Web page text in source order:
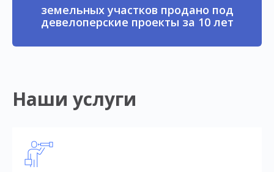
земельных участков продано под
девелоперские проекты за 10 лет
Наши услуги